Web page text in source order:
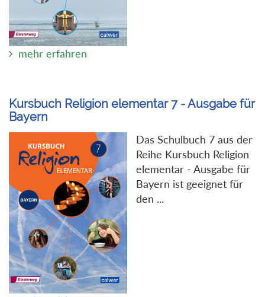
mehr erfahren
Kursbuch Religion elementar 7 - Ausgabe für
Bayern
Das Schulbuch 7 aus der
Reihe Kursbuch Religion
elementar - Ausgabe für
Bayern ist geeignet für
den ...